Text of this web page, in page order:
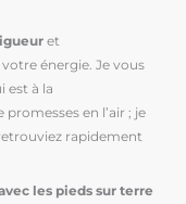
et
énergie. Je vous
est à la
promesses en l’air ; je
rapidement
les pieds sur terre